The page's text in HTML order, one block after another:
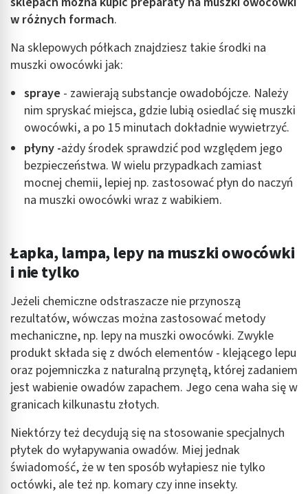
w różnych formach.
Na sklepowych półkach znajdziesz takie środki na
muszki owocówki jak:
spraye - zawierają substancje owadobójcze. Należy
nim spryskać miejsca, gdzie lubią osiedlać się muszki
owocówki, a po 15 minutach dokładnie wywietrzyć.
płyny -ażdy środek sprawdzić pod względem jego
bezpieczeństwa. W wielu przypadkach zamiast
mocnej chemii, lepiej np. zastosować płyn do naczyń
na muszki owocówki wraz z wabikiem.
Łapka, lampa, lepy na muszki owocówki
i nie tylko
Jeżeli chemiczne odstraszacze nie przynoszą
rezultatów, wówczas można zastosować metody
mechaniczne, np. lepy na muszki owocówki. Zwykle
produkt składa się z dwóch elementów - klejącego lepu
oraz pojemniczka z naturalną przynętą, której zadaniem
jest wabienie owadów zapachem. Jego cena waha się w
granicach kilkunastu złotych.
Niektórzy też decydują się na stosowanie specjalnych
płytek do wyłapywania owadów. Miej jednak
świadomość, że w ten sposób wyłapiesz nie tylko
octówki, ale też np. komary czy inne insekty.